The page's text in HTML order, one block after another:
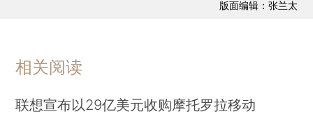
版面编辑：张兰太
相关阅读
联想宣布以29亿美元收购摩托罗拉移动